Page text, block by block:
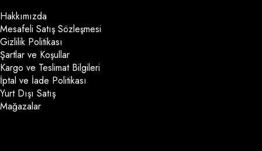
Hakkımızda
Mesafeli Satış Sözleşmesi
Gizlilik Politikası
Şartlar ve Koşullar
Kargo ve Teslimat Bilgileri
İptal ve İade Politikası
Yurt Dışı Satış
Mağazalar